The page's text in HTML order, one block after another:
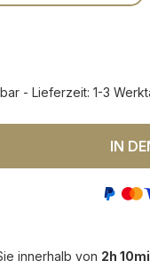
- Lieferzeit: 1-3
Gib
IN
innerhalb von 2h